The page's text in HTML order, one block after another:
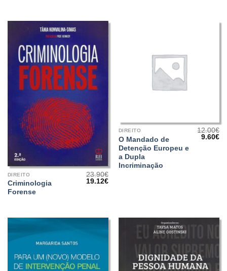
DIREITO
Criminologia
Forense
23.90€
O
19.12€O
DIREITO
O Mandado de
Detenção Europeu e
a Dupla
Incriminação
12.00€
O
9.60€O